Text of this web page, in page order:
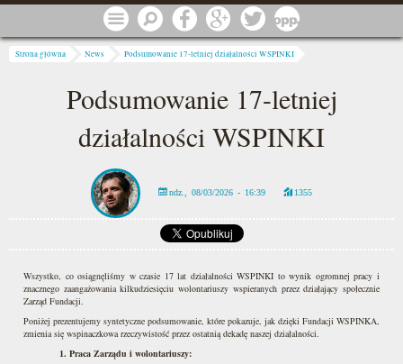
Przejdź do treści Menu Szukaj Facebook Google Twitter
Jesteś tutaj
Strona główna News Podsumowanie 17-letniej działalności WSPINKI
Podsumowanie 17-letniej
działalności WSPINKI
ndz., 08/03/2026 - 16:39 1355
Wszystko, co osiągnęliśmy w czasie 17 lat działalności WSPINKI to wynik ogromnej pracy i
znacznego zaangażowania kilkudziesięciu wolontariuszy wspieranych przez działający społecznie
Zarząd Fundacji.
Poniżej prezentujemy syntetyczne podsumowanie, które pokazuje, jak dzięki Fundacji WSPINKA,
zmienia się wspinaczkowa rzeczywistość przez ostatnią dekadę naszej działalności.
1. Praca Zarządu i wolontariuszy: